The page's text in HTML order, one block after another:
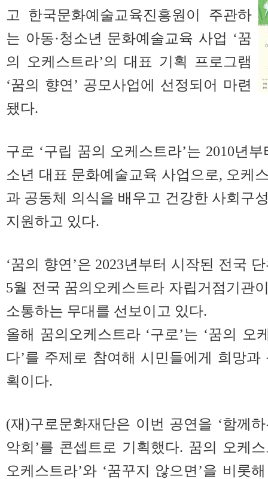
고 한국문화예술교육진흥원이 주관하
는 아동·청소년 문화예술교육 사업 ‘꿈
의 오케스트라’의 대표 기획 프로그램
‘꿈의 향연’ 공모사업에 선정되어 마련
됐다.
구로 ‘구립 꿈의 오케스트라’는 2010년
소년 대표 문화예술교육 사업으로, 오케
과 공동체 의식을 배우고 건강한 사회구
지원하고 있다.
‘꿈의 향연’은 2023년부터 시작된 전국
5월 전국 꿈의오케스트라 자립거점기관
소통하는 무대를 선보이고 있다.
올해 꿈의오케스트라 ‘구로’는 ‘꿈의 오
다’를 주제로 참여해 시민들에게 희망
획이다.
(재)구로문화재단은 이번 공연을 ‘함께
악회’를 콘셉트로 기획했다. 꿈의 오케
오케스트라’와 ‘꿈꾸지 않으면’을 비롯